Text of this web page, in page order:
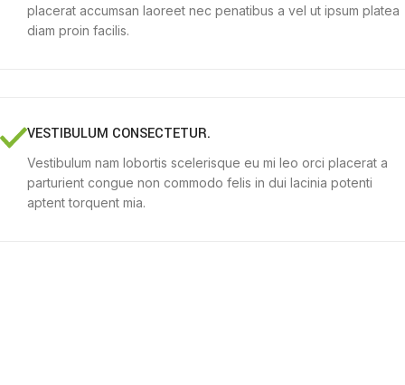
placerat accumsan laoreet nec penatibus a vel ut ipsum platea
diam proin facilis.
VESTIBULUM CONSECTETUR.
Vestibulum nam lobortis scelerisque eu mi leo orci placerat a
parturient congue non commodo felis in dui lacinia potenti
aptent torquent mia.